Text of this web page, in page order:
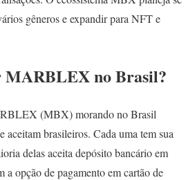
gêneros e expandir para NFT e
MARBLEX no Brasil?
(MBX) morando no Brasil
aceitam brasileiros. Cada uma tem sua
delas aceita depósito bancário em
a opção de pagamento em cartão de